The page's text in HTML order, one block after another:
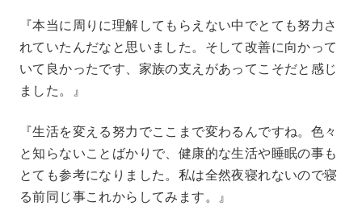
『本当に周りに理解してもらえない中でとても努力さ
れていたんだなと思いました。そして改善に向かって
いて良かったです、家族の支えがあってこそだと感じ
ました。』
『生活を変える努力でここまで変わるんですね。色々
と知らないことばかりで、健康的な生活や睡眠の事も
とても参考になりました。私は全然夜寝れないので寝
る前同じ事これからしてみます。』